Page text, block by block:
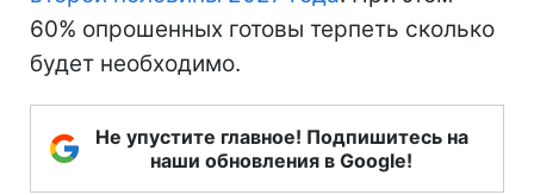
60% опрошенных готовы терпеть сколько
будет необходимо.
Не упустите главное! Подпишитесь на
наши обновления в Google!